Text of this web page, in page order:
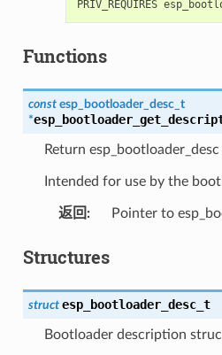
Functions
const esp_bootloader_desc_t
*
Return
Intended for use by the
返回 : Pointer to
Structures
struct esp_bootloader_desc_t
Bootloader description